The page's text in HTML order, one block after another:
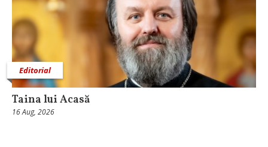
Editorial
Taina lui Acasă
16 Aug, 2026